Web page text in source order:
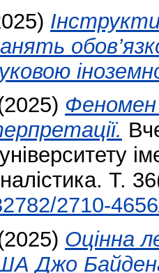
Феномен
Т.
2710-
Оцінна
Джо